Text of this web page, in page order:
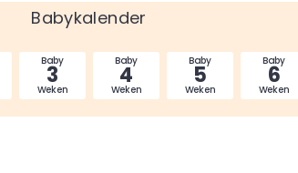
Babykalender
Baby
3
Weken
Baby
4
Weken
Baby
5
Weken
Baby
6
Weken